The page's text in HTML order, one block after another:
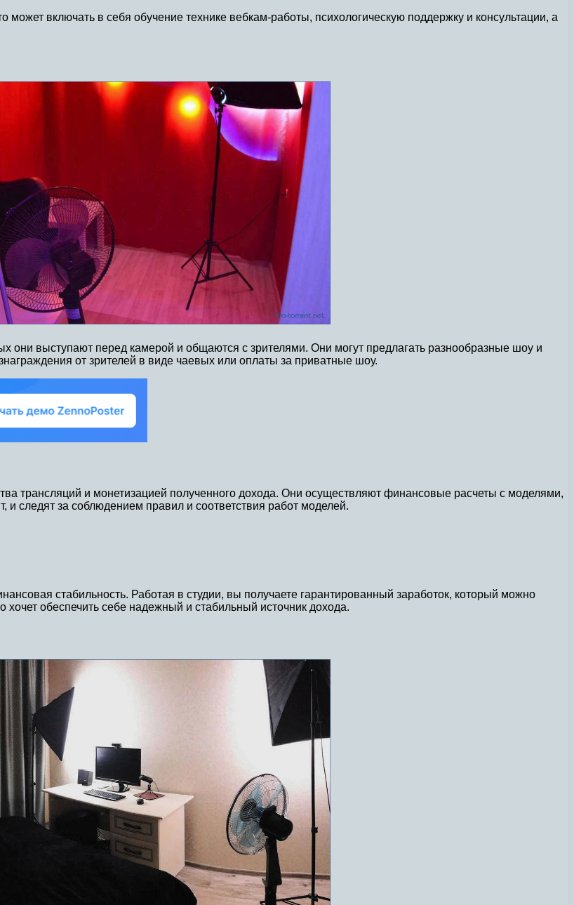
включать в себя обучение технике вебкам-работы, психологическую поддержку и консультации, а
они выступают перед камерой и общаются с зрителями. Они могут предлагать разнообразные шоу и
от зрителей в виде чаевых или оплаты за приватные шоу.
трансляций и монетизацией полученного дохода. Они осуществляют финансовые расчеты с моделями,
следят за соблюдением правил и соответствия работ моделей.
стабильность. Работая в студии, вы получаете гарантированный заработок, который можно
обеспечить себе надежный и стабильный источник дохода.